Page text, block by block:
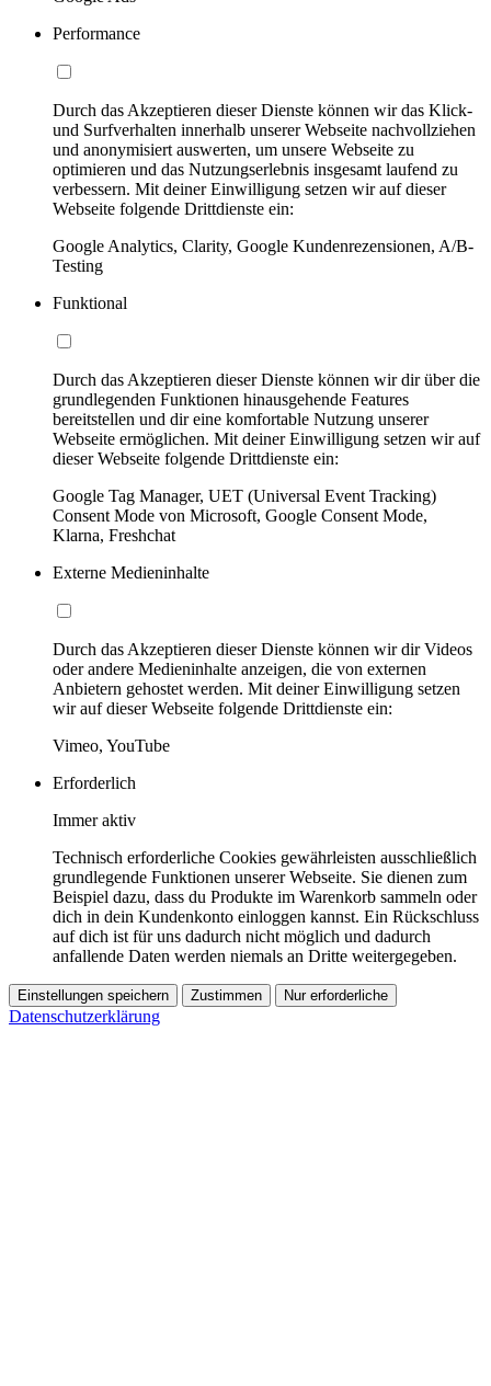
Performance
Durch das Akzeptieren dieser Dienste können wir das Klick-
und Surfverhalten innerhalb unserer Webseite nachvollziehen
und anonymisiert auswerten, um unsere Webseite zu
optimieren und das Nutzungserlebnis insgesamt laufend zu
verbessern. Mit deiner Einwilligung setzen wir auf dieser
Webseite folgende Drittdienste ein:
Google Analytics, Clarity, Google Kundenrezensionen, A/B-
Testing
Funktional
Durch das Akzeptieren dieser Dienste können wir dir über die
grundlegenden Funktionen hinausgehende Features
bereitstellen und dir eine komfortable Nutzung unserer
Webseite ermöglichen. Mit deiner Einwilligung setzen wir auf
dieser Webseite folgende Drittdienste ein:
Google Tag Manager, UET (Universal Event Tracking)
Consent Mode von Microsoft, Google Consent Mode,
Klarna, Freshchat
Externe Medieninhalte
Durch das Akzeptieren dieser Dienste können wir dir Videos
oder andere Medieninhalte anzeigen, die von externen
Anbietern gehostet werden. Mit deiner Einwilligung setzen
wir auf dieser Webseite folgende Drittdienste ein:
Vimeo, YouTube
Erforderlich
Immer aktiv
Technisch erforderliche Cookies gewährleisten ausschließlich
grundlegende Funktionen unserer Webseite. Sie dienen zum
Beispiel dazu, dass du Produkte im Warenkorb sammeln oder
dich in dein Kundenkonto einloggen kannst. Ein Rückschluss
auf dich ist für uns dadurch nicht möglich und dadurch
anfallende Daten werden niemals an Dritte weitergegeben.
Einstellungen speichern Zustimmen Nur erforderliche
Datenschutzerklärung